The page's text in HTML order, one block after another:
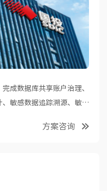
成数据库共享账户治理、
敏感数据追踪溯源、敏感
方案咨询